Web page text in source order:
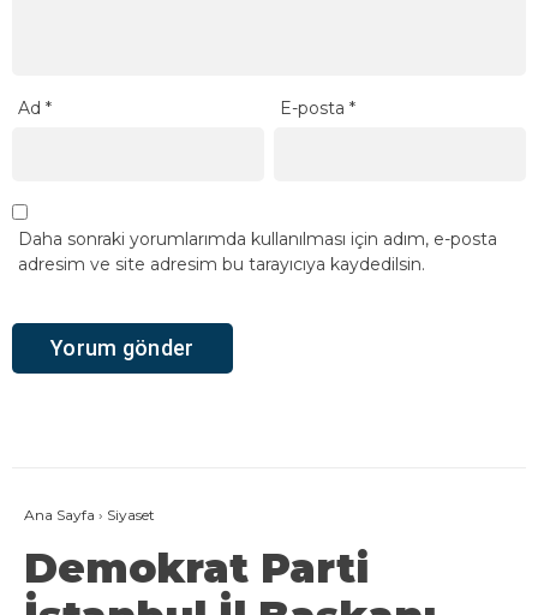
Ad * E-posta*
Daha sonraki yorumlarımda kullanılması için adım, e-posta
adresim ve site adresim bu tarayıcıya kaydedilsin.
Ana Sayfa › Siyaset
Demokrat Parti